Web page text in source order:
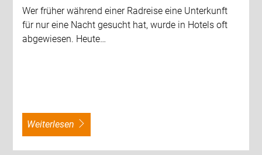
Wer früher während einer Radreise eine Unterkunft
für nur eine Nacht gesucht hat, wurde in Hotels oft
abgewiesen. Heute…
weiterlesen